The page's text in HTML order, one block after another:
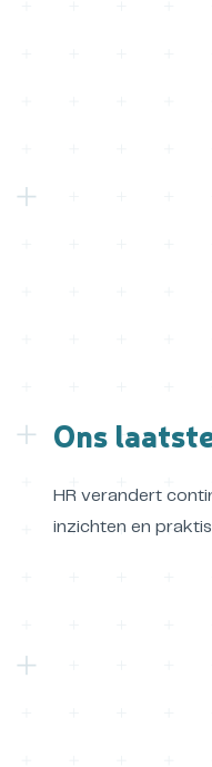
Ons
HR verandert
inzichten en